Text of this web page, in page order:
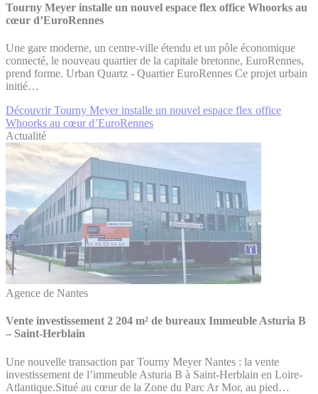
Tourny Meyer installe un nouvel espace flex office Whoorks au
cœur d’EuroRennes
Une gare moderne, un centre-ville étendu et un pôle économique
connecté, le nouveau quartier de la capitale bretonne, EuroRennes,
prend forme. Urban Quartz - Quartier EuroRennes Ce projet urbain
initié…
Découvrir Tourny Meyer installe un nouvel espace flex office
Whoorks au cœur d’EuroRennes
Actualité
Agence de Nantes
Vente investissement 2 204 m² de bureaux Immeuble Asturia B
– Saint-Herblain
Une nouvelle transaction par Tourny Meyer Nantes : la vente
investissement de l’immeuble Asturia B à Saint-Herblain en Loire-
Atlantique.Situé au cœur de la Zone du Parc Ar Mor, au pied…